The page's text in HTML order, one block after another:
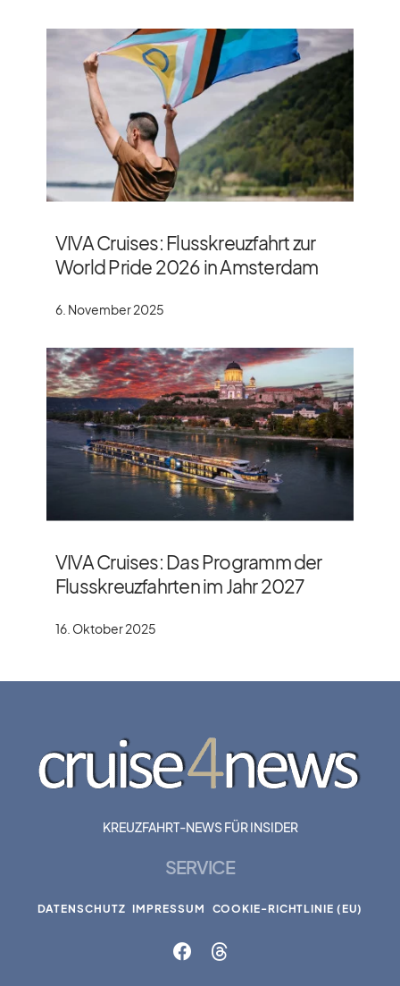
VIVA Cruises: Flusskreuzfahrt zur
World Pride 2026 in Amsterdam
6. November 2025
VIVA Cruises: Das Programm der
Flusskreuzfahrten im Jahr 2027
16. Oktober 2025
KREUZFAHRT-NEWS FÜR INSIDER
SERVICE
DATENSCHUTZ IMPRESSUM COOKIE-RICHTLINIE (EU)